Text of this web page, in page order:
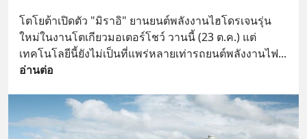
โตโยต้าเปิดตัว "มิราอิ" ยานยนต์พลังงานไฮโดรเจนรุ่น
ใหม่ในงานโตเกียวมอเตอร์โชว์ วานนี้ (23 ต.ค.) แต่
เทคโนโลยีนี้ยังไม่เป็นที่แพร่หลายเท่ารถยนต์พลังงานไฟ
อ่านต่อ